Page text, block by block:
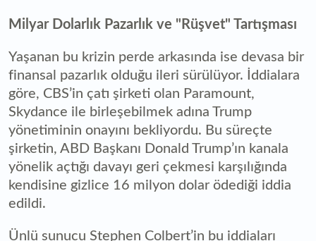
Milyar Dolarlık Pazarlık ve "Rüşvet" Tartışması
Yaşanan bu krizin perde arkasında ise devasa bir
finansal pazarlık olduğu ileri sürülüyor. İddialara
göre, CBS’in çatı şirketi olan Paramount,
Skydance ile birleşebilmek adına Trump
yönetiminin onayını bekliyordu. Bu süreçte
şirketin, ABD Başkanı Donald Trump’ın kanala
yönelik açtığı davayı geri çekmesi karşılığında
kendisine gizlice 16 milyon dolar ödediği iddia
edildi.
Ünlü sunucu Stephen Colbert’in bu iddiaları